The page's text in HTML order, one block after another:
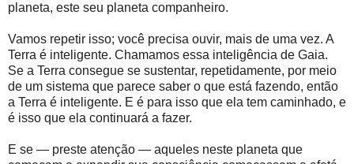
planeta, este seu planeta companheiro.
Vamos repetir isso; você precisa ouvir, mais de uma vez. A
Terra é inteligente. Chamamos essa inteligência de Gaia.
Se a Terra consegue se sustentar, repetidamente, por meio
de um sistema que parece saber o que está fazendo, então
a Terra é inteligente. E é para isso que ela tem caminhado, e
é isso que ela continuará a fazer.
E se — preste atenção — aqueles neste planeta que